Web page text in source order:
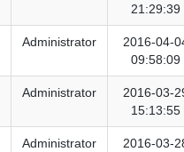
21:29:39
Administrator
2016-04-
09:58:09
Administrator
2016-03-
15:13:55
Administrator
2016-03-